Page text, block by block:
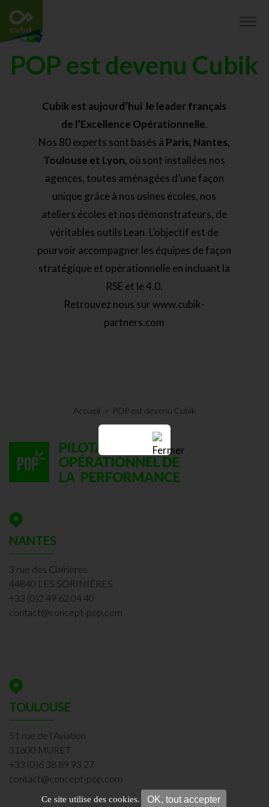
POP est devenu Cubik
Cubik est aujourd’hui le leader français
de l’Excellence Opérationnelle.
Nos 80 experts sont basés à Paris, Nantes,
Toulouse et Lyon, où sont installées nos
agences, toutes aménagées d’une façon
unique grâce à nos usines écoles, nos
ateliers écoles et nos démonstrateurs, de
véritables outils Lean. L’objectif est de
pourvoir accompagner les équipes de façon
stratégique et opérationnelle en incluant la
RSE et le 4.0.
Retrouvez nous surwww.cubik-
partners.com
Accueil POP est devenu Cubik
NANTES
3 rue des Clairières
44840 LES SORINIÈRES
+33 (0)2 49 62 04 40
contact@concept-pop.com
TOULOUSE
51 rue de l’Aviation
31600 MURET
+33 (0)6 38 89 93 27
contact@concept-pop.com
Ce site utilise des cookies. OK, tout accepter